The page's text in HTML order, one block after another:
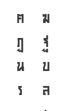
ฅ ฆ
ฏ ฐ
น บ
ร ล